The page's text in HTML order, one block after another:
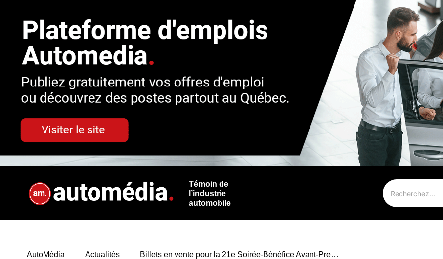
Témoin de
l’industrie
automobile
AutoMédia Actualités Billets en vente pour la 21e Soirée-Bénéfice Avant-Première de L’International de l’auto de Québec